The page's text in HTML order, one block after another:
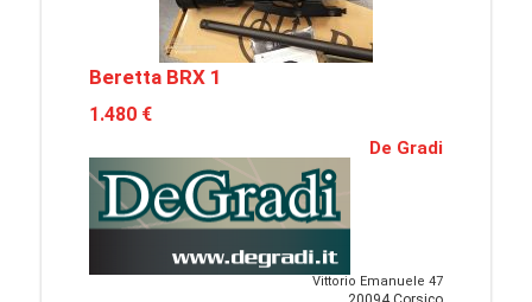
Beretta BRX 1
1.480 €
De Gradi
Vittorio Emanuele 47